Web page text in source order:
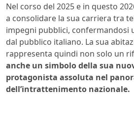
Nel corso del 2025 e in questo
a consolidare la sua carriera tra
impegni pubblici, confermandosi
dal pubblico italiano. La sua
rappresenta quindi non solo un
anche un simbolo della sua
protagonista assoluta nel
dell’intrattenimento nazionale.